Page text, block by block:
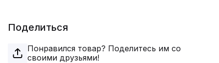
Поделиться
Понравился товар? Поделитесь им со
своими друзьями!